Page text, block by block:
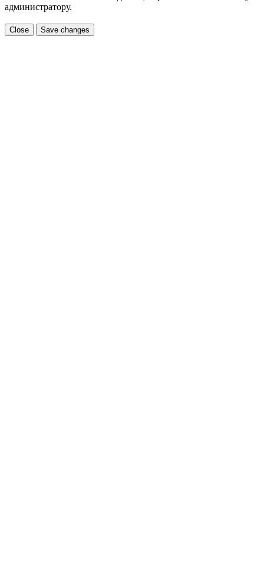
администратору.
Close Save changes